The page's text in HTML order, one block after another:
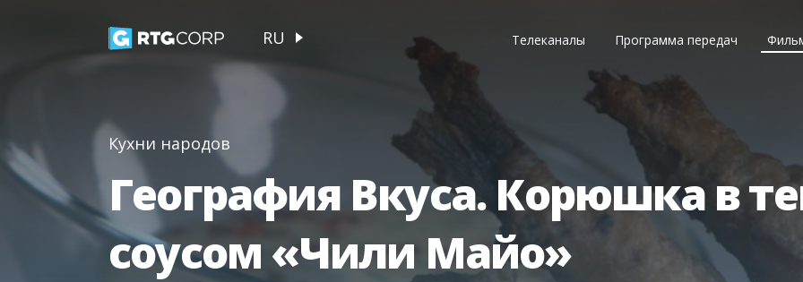
RU Телеканалы Программа передач
Кухни народов
География Вкуса. Корюшка в
соусом «Чили Майо»